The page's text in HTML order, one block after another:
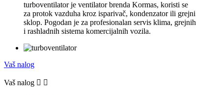
turboventilator je ventilator brenda Kormas, koristi se
za protok vazduha kroz isparivač, kondenzator ili grejni
sklop. Pogodan je za profesionalan servis klima, grejnih
i rashladnih sistema komercijalnih vozila.
Vaš nalog
Vaš nalog  